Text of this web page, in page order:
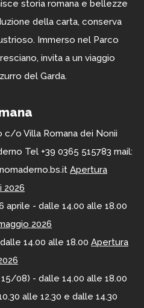
storia romana e bellezze
della carta, conserva
Immerso nel Parco
invita a un viaggio
del Garda.
c/o Villa Romana dei Nonii
Tel +39 0365 515783 mail:
Apertura
2026
aprile - dalle 14.00 alle 18.00
2026
14.00 alle 18.00 Apertura
08) - dalle 14.00 alle 18.00
alle 12.30 e dalle 14.30